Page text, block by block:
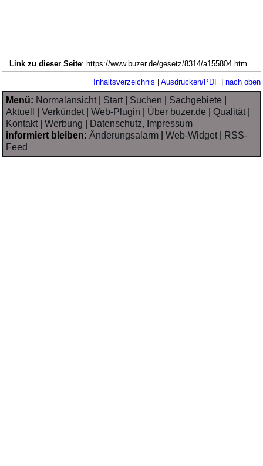
Link zu dieser Seite: https://www.buzer.de/gesetz/8314/a155804.htm
Inhaltsverzeichnis | Ausdrucken/PDF| nach oben
Menü: Normalansicht| Start| Suchen Sachgebiete
Aktuell
|Verkündet|Web-Plugin Über buzer.de |Qualität|
Kontakt|Werbung
Datenschutz, Impressum
informiert bleiben: Änderungsalarm |Web-Widget|
RSS-
Feed